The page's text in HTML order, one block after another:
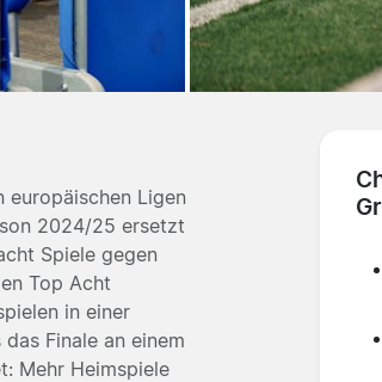
europäischen Ligen
2024/25 ersetzt
Spiele gegen
Top Acht
in einer
Finale an einem
Mehr Heimspiele